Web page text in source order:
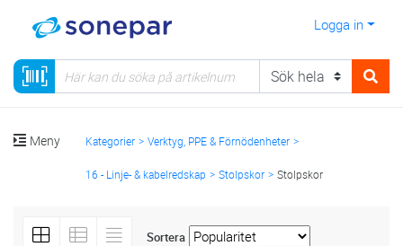
Logga in
Meny Kategorier Verktyg, PPE & Förnödenheter
16 - Linje- & kabelredskap Stolpskor Stolpskor
Sortera